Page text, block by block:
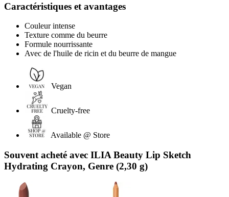
Caractéristiques et avantages
Couleur intense
Texture comme du beurre
Formule nourrissante
Avec de l'huile de ricin et du beurre de mangue
Vegan
Cruelty-free
Available @ Store
Souvent acheté avec ILIA Beauty Lip Sketch
Hydrating Crayon, Genre (2,30 g)